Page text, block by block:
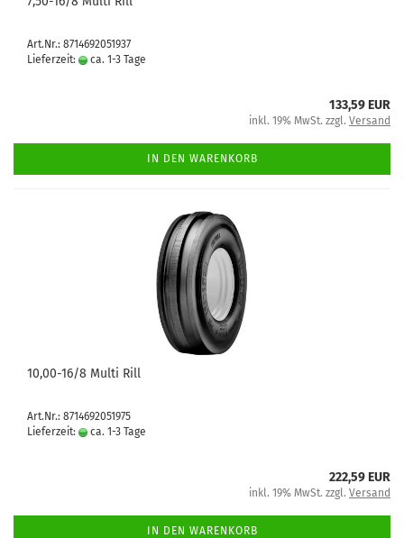
Art.Nr.: 8714692051937
Lieferzeit:
ca. 1-3 Tage
133,59 EUR
inkl. 19% MwSt. zzgl. Versand
IN DEN WARENKORB
10,00-16/8 Multi Rill
Art.Nr.: 8714692051975
Lieferzeit:
ca. 1-3 Tage
222,59 EUR
inkl. 19% MwSt. zzgl. Versand
IN DEN WARENKORB